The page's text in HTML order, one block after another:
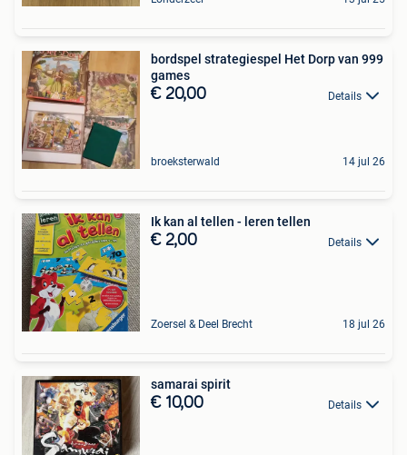
bordspel strategiespel Het Dorp van 999
games
€ 20,00 Details
broeksterwald 14 jul 26
Ik kan al tellen - leren tellen
€ 2,00 Details
Zoersel & Deel Brecht 18 jul 26
samarai spirit
€ 10,00 Details